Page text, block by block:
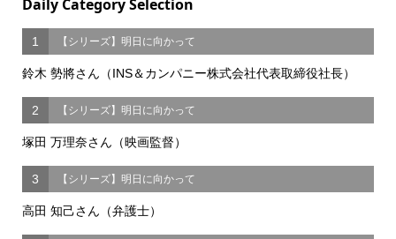
Daily Category Selection
1 【シリーズ】明日に向かって
鈴木 勢將さん（INS＆カンパニー株式会社代表取締役社長）
2 【シリーズ】明日に向かって
塚田 万理奈さん（映画監督）
3 【シリーズ】明日に向かって
高田 知己さん（弁護士）